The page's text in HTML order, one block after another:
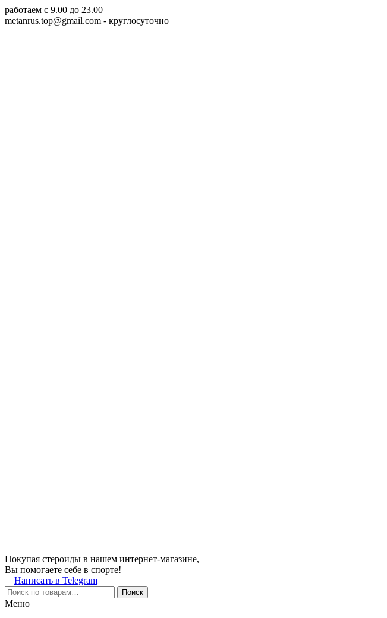
работаем c 9.00 до 23.00
metanrus.top@gmail.com - круглосуточно
Покупая стероиды в нашем интернет-магазине,
Вы помогаете себе в спорте!
Написать в Telegram
Поиск
Меню